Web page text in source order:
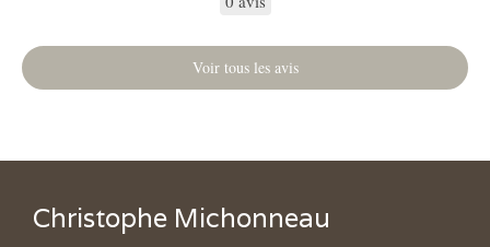
Voir tous les avis
Christophe Michonneau